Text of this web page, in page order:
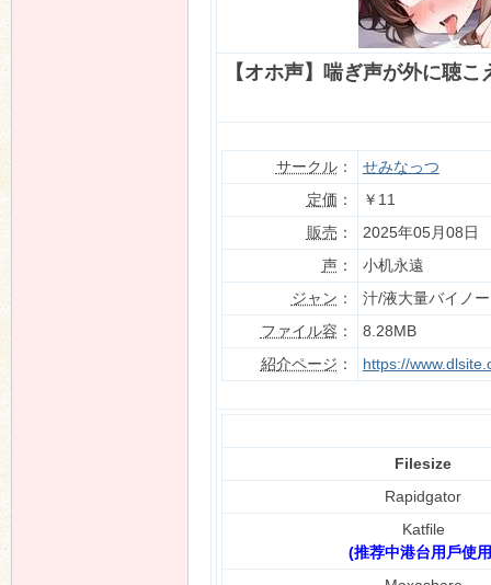
【オホ声】喘ぎ声が外に聴
サークル：
せみなっつ
定価 ：
￥11
販売 ：
2025年05月08日
声：
小机永遠
ジャン ：
汁/液大量バイノ
ファイル容 ：
8.28MB
紹介ページ ： https://
Filesize
Rapidgator
Katfile
(推荐中港台用戶使